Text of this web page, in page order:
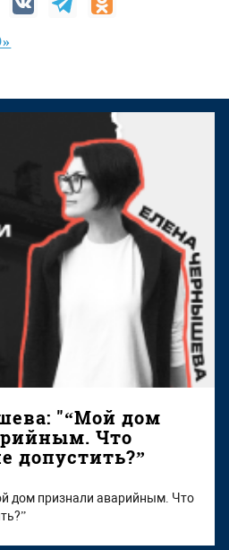
"“Мой дом
Что
допустить?”
дом признали аварийным. Что